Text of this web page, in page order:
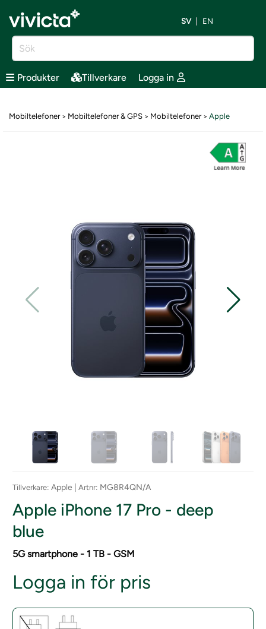
SV EN
Produkter Tillverkare Logga in
Mobiltelefoner> Mobiltelefoner & GPS > Mobiltelefoner> Apple
Tillverkare: Apple | Artnr: MG8R4QN/A
Apple iPhone 17 Pro - deep
blue
5G smartphone - 1 TB - GSM
Logga in för pris